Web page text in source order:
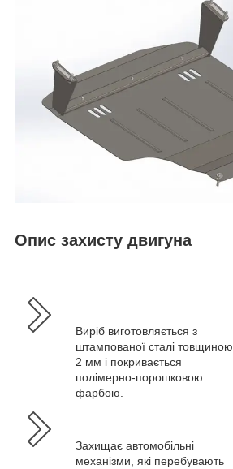
Опис захисту двигуна
Виріб виготовляється з
штампованої сталі товщиною
2 мм і покривається
полімерно-порошковою
фарбою.
Захищає автомобільні
механізми, які перебувають